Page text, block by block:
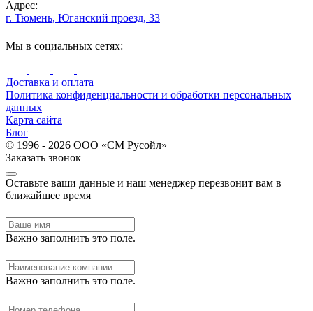
Адрес:
г. Тюмень, Юганский проезд, 33
Мы в социальных сетях:
Доставка и оплата
Политика конфиденциальности и обработки персональных
данных
Карта сайта
Блог
© 1996 - 2026 ООО «СМ Русойл»
Заказать звонок
Оставьте ваши данные и наш менеджер перезвонит вам в
ближайшее время
Важно заполнить это поле.
Важно заполнить это поле.